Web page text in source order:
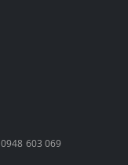
,0948 603 069